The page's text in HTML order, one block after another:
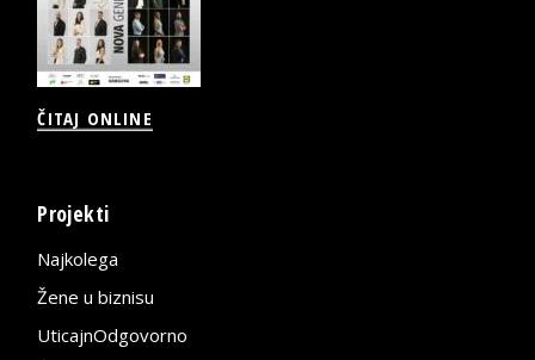
ČITAJ ONLINE
Projekti
Najkolega
Žene u biznisu
UticajnOdgovorno